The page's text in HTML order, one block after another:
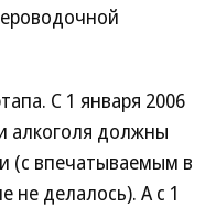
С 1 января 2006
алкоголя должны
(с впечатываемым в
не делалось). А с 1